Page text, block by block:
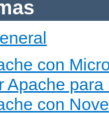
con
Apache
con